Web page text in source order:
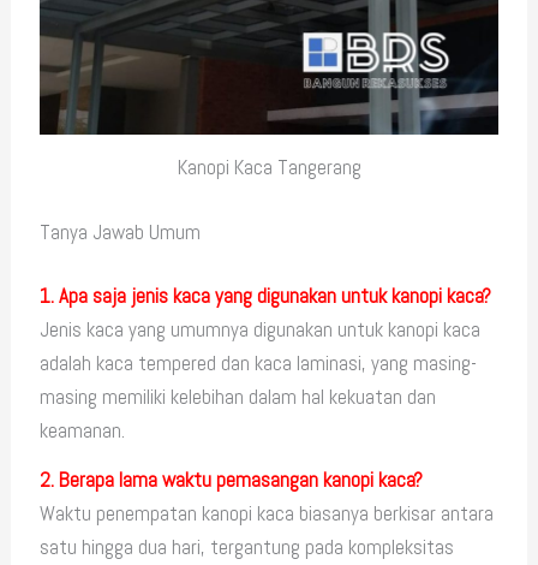
Kanopi Kaca Tangerang
Tanya Jawab Umum
1. Apa saja jenis kaca yang digunakan untuk kanopi kaca?
Jenis kaca yang umumnya digunakan untuk kanopi kaca
adalah kaca tempered dan kaca laminasi, yang masing-
masing memiliki kelebihan dalam hal kekuatan dan
keamanan.
2. Berapa lama waktu pemasangan kanopi kaca?
Waktu penempatan kanopi kaca biasanya berkisar antara
satu hingga dua hari, tergantung pada kompleksitas